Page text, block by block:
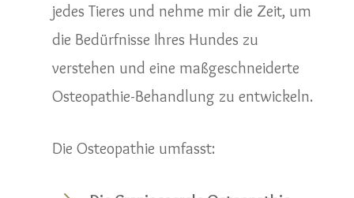
jedes Tieres und nehme mir die Zeit, um
die Bedürfnisse Ihres Hundes zu
verstehen und eine maßgeschneiderte
Osteopathie-Behandlung zu entwickeln.
Die Osteopathie umfasst: